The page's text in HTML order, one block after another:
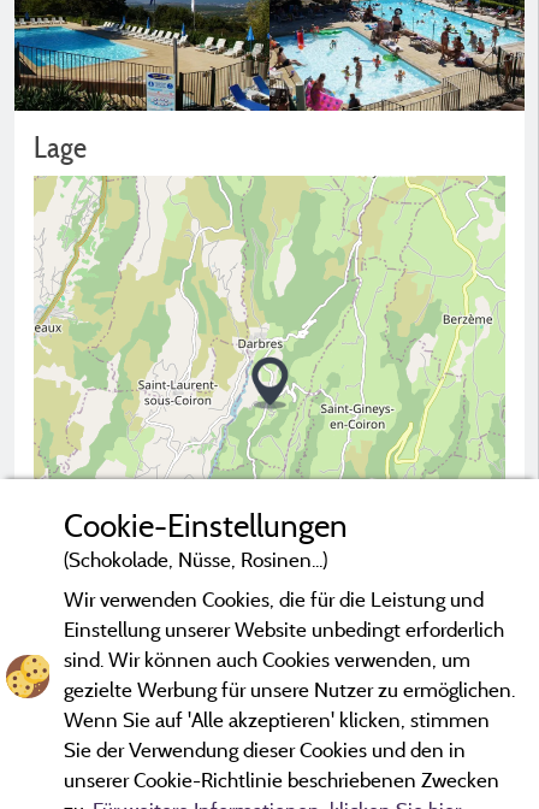
Lage
2 km © OpenStreetMap contributors
Campingplatz kontaktieren
Cookie-Einstellungen
(Schokolade, Nüsse, Rosinen...)
Wir verwenden Cookies, die für die Leistung und
Einstellung unserer Website unbedingt erforderlich
sind. Wir können auch Cookies verwenden, um
gezielte Werbung für unsere Nutzer zu ermöglichen.
Wenn Sie auf 'Alle akzeptieren' klicken, stimmen
Sie der Verwendung dieser Cookies und den in
unserer Cookie-Richtlinie beschriebenen Zwecken